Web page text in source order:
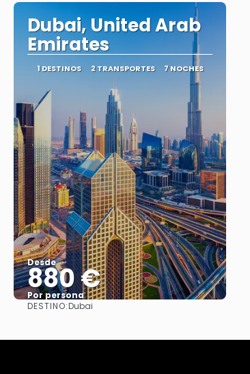
Dubai, United Arab
Emirates
1 DESTINOS 2 TRANSPORTES 7 NOCHES
Desde
880 €
Por persona
DESTINO:Dubai